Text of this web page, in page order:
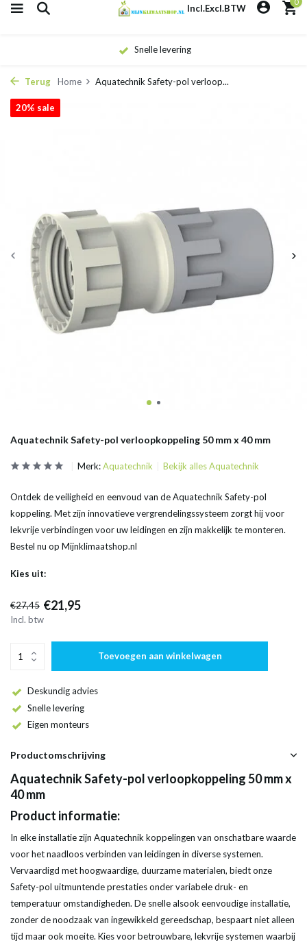
Incl.Excl.BTW
Snelle levering
Terug Home Aquatechnik Safety-pol verloop...
Aquatechnik Safety-pol verloopkoppeling 50 mm x 40 mm
20% sale
Merk:Aquatechnik Bekijk alles Aquatechnik
Ontdek de veiligheid en eenvoud van de Aquatechnik Safety-pol
koppeling. Met zijn innovatieve vergrendelingssysteem zorgt hij voor
lekvrije verbindingen voor uw leidingen en zijn makkelijk te monteren.
Bestel nu op Mijnklimaatshop.nl
Kies uit:
€27,45 €21,95
Incl. btw
Toevoegen aan winkelwagen
Deskundig advies
Snelle levering
Eigen monteurs
Productomschrijving
Aquatechnik Safety-pol verloopkoppeling 50 mm x
40 mm
Product informatie:
In elke installatie zijn Aquatechnik koppelingen van onschatbare waarde
voor het naadloos verbinden van leidingen in diverse systemen.
Vervaardigd met hoogwaardige, duurzame materialen, biedt onze
Safety-pol uitmuntende prestaties onder variabele druk- en
temperatuur omstandigheden. De snelle alsook eenvoudige installatie,
zonder de noodzaak van ingewikkeld gereedschap, bespaart niet alleen
tijd maar ook moeite. Kies voor betrouwbare, lekvrije systemen waarbij